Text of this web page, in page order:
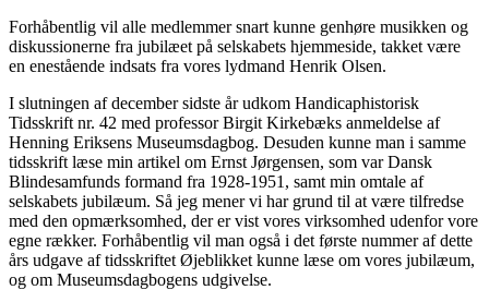
Forhåbentlig vil alle medlemmer snart kunne genhøre musikken og
diskussionerne fra jubilæet på selskabets hjemmeside, takket være
en enestående indsats fra vores lydmand Henrik Olsen.
I slutningen af december sidste år udkom Handicaphistorisk
Tidsskrift nr. 42 med professor Birgit Kirkebæks anmeldelse af
Henning Eriksens Museumsdagbog. Desuden kunne man i samme
tidsskrift læse min artikel om Ernst Jørgensen, som var Dansk
Blindesamfunds formand fra 1928-1951, samt min omtale af
selskabets jubilæum. Så jeg mener vi har grund til at være tilfredse
med den opmærksomhed, der er vist vores virksomhed udenfor vore
egne rækker. Forhåbentlig vil man også i det første nummer af dette
års udgave af tidsskriftet Øjeblikket kunne læse om vores jubilæum,
og om Museumsdagbogens udgivelse.